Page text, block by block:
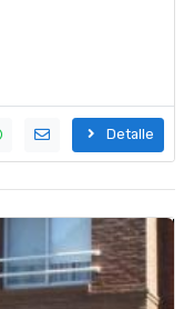
Detalle